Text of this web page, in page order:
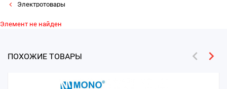
Электротовары
Элемент не найден
ПОХОЖИЕ ТОВАРЫ